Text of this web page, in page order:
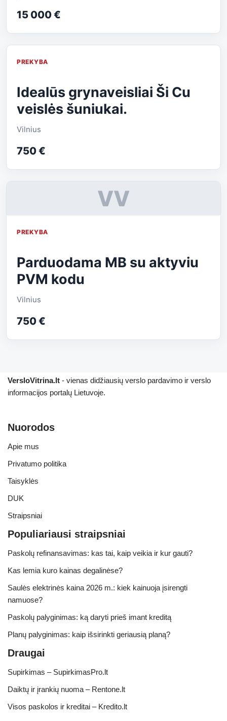
15 000 €
PREKYBA
Idealūs grynaveisliai Ši Cu
veislės šuniukai.
Vilnius
750 €
VV
PREKYBA
Parduodama MB su aktyviu
PVM kodu
Vilnius
750 €
VersloVitrina.lt - vienas didžiausių verslo pardavimo ir verslo
informacijos portalų Lietuvoje.
Nuorodos
Apie mus
Privatumo politika
Taisyklės
DUK
Straipsniai
Populiariausi straipsniai
Paskolų refinansavimas: kas tai, kaip veikia ir kur gauti?
Kas lemia kuro kainas degalinėse?
Saulės elektrinės kaina 2026 m.: kiek kainuoja įsirengti
namuose?
Paskolų palyginimas: ką daryti prieš imant kreditą
Planų palyginimas: kaip išsirinkti geriausią planą?
Draugai
Supirkimas – SupirkimasPro.lt
Daiktų ir įrankių nuoma – Rentone.lt
Visos paskolos ir kreditai – Kredito.lt